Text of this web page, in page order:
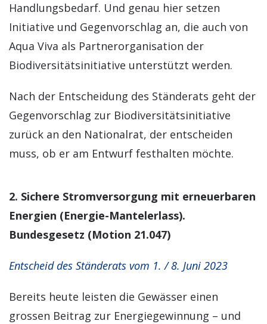
Handlungsbedarf. Und genau hier setzen
Initiative und Gegenvorschlag an, die auch von
Aqua Viva als Partnerorganisation der
Biodiversitätsinitiative unterstützt werden.
Nach der Entscheidung des Ständerats geht der
Gegenvorschlag zur Biodiversitätsinitiative
zurück an den Nationalrat, der entscheiden
muss, ob er am Entwurf festhalten möchte.
2. Sichere Stromversorgung mit erneuerbaren
Energien (Energie-Mantelerlass).
Bundesgesetz (Motion 21.047)
Entscheid des Ständerats vom 1. / 8. Juni 2023
Bereits heute leisten die Gewässer einen
grossen Beitrag zur Energiegewinnung – und